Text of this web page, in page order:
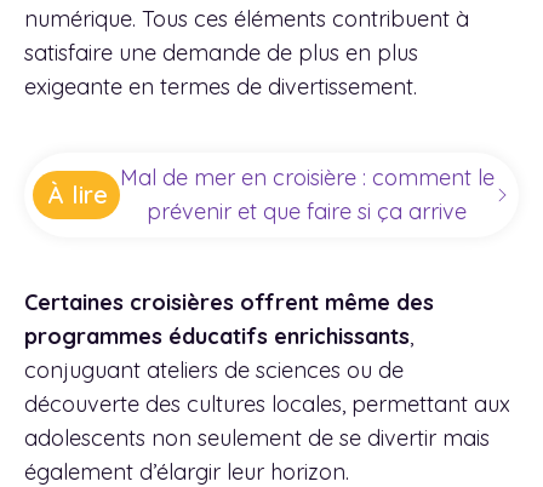
numérique. Tous ces éléments contribuent à
satisfaire une demande de plus en plus
exigeante en termes de divertissement.
À lire
Mal de mer en croisière : comment le
prévenir et que faire si ça arrive
Certaines croisières offrent même des
programmes éducatifs enrichissants,
conjuguant ateliers de sciences ou de
découverte des cultures locales, permettant aux
adolescents non seulement de se divertir mais
également d’élargir leur horizon.